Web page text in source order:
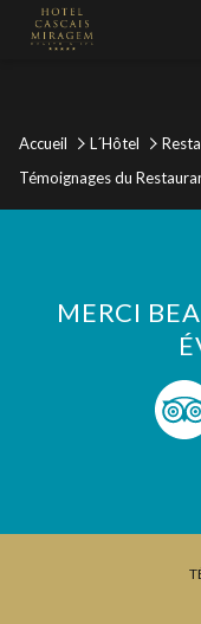
Accueil L´Hôtel
Témoignages du
MERCI